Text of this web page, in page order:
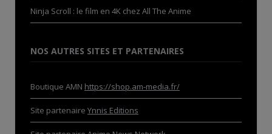
Ninja Scroll : le film en 4K chez All The Anime
NOS AUTRES SITES ET PARTENAIRES
Boutique AMN https://shop.am-media.fr/
Site partenaire Ynnis Editions